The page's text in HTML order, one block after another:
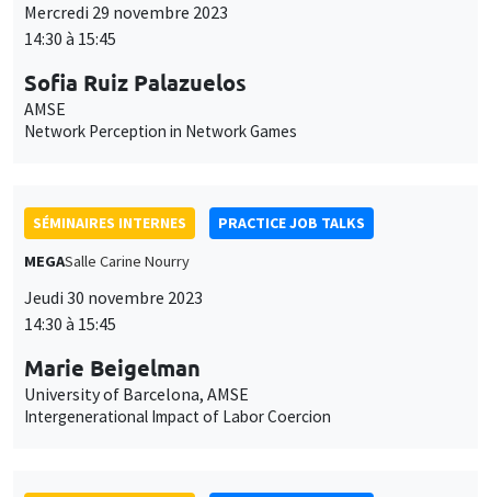
Mercredi 29 novembre 2023
14:30 à 15:45
Sofia Ruiz Palazuelos
AMSE
Network Perception in Network Games
SÉMINAIRES INTERNES
PRACTICE JOB TALKS
MEGASalle Carine Nourry
Jeudi 30 novembre 2023
14:30 à 15:45
Marie Beigelman
University of Barcelona, AMSE
Intergenerational Impact of Labor Coercion